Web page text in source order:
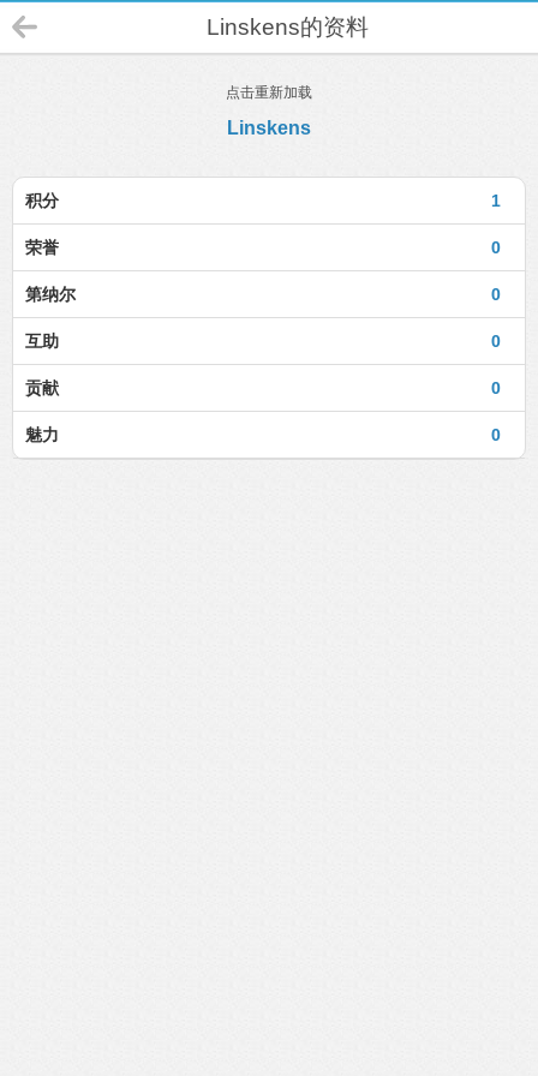
Linskens的资料
点击重新加载
Linskens
1
积分
0
荣誉
0
第纳尔
0
互助
0
贡献
0
魅力